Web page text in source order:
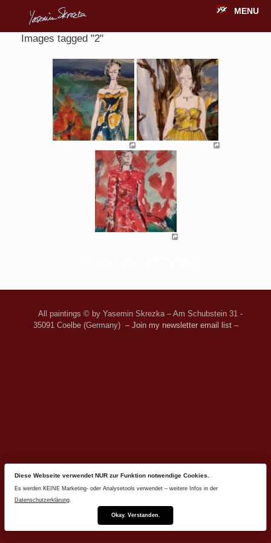
MENU
Images tagged "2"
All paintings © by Yasemin Skrezka – Am Schubstein 31 -
35091 Coelbe (Germany) – Join my newsletter email list–
Diese Webseite verwendet NUR zur Funktion notwendige Cookies.
Es werden KEINE Marketing- oder Analysetools verwendet – weitere Infos in der
Datenschutzerklärung
Okay. Verstanden.